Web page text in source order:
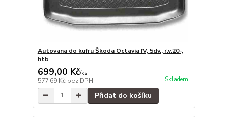
Autovana do kufru Škoda Octavia IV, 5dv., r.v.20-,
htb
699,00 Kč/ks
577,69 Kč bez DPH Skladem
Přidat do košíku